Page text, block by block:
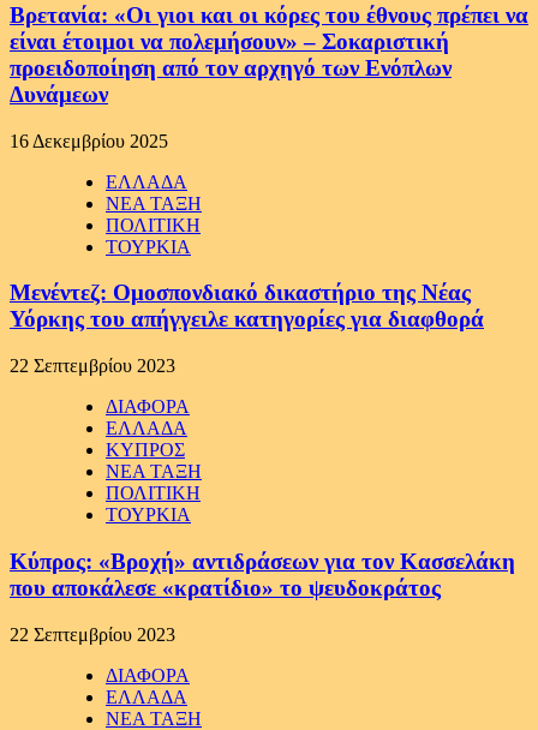
Βρετανία: «Οι γιοι και οι κόρες του έθνους πρέπει να
είναι έτοιμοι να πολεμήσουν» – Σοκαριστική
προειδοποίηση από τον αρχηγό των Ενόπλων
Δυνάμεων
16 Δεκεμβρίου 2025
ΕΛΛΑΔΑ
ΝΕΑ ΤΑΞΗ
ΠΟΛΙΤΙΚΗ
ΤΟΥΡΚΙΑ
Μενέντεζ: Ομοσπονδιακό δικαστήριο της Νέας
Υόρκης του απήγγειλε κατηγορίες για διαφθορά
22 Σεπτεμβρίου 2023
ΔΙΑΦΟΡΑ
ΕΛΛΑΔΑ
ΚΥΠΡΟΣ
ΝΕΑ ΤΑΞΗ
ΠΟΛΙΤΙΚΗ
ΤΟΥΡΚΙΑ
Κύπρος: «Βροχή» αντιδράσεων για τον Κασσελάκη
που αποκάλεσε «κρατίδιο» το ψευδοκράτος
22 Σεπτεμβρίου 2023
ΔΙΑΦΟΡΑ
ΕΛΛΑΔΑ
ΝΕΑ ΤΑΞΗ